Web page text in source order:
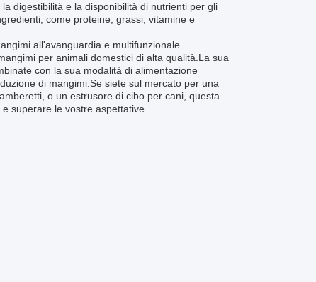
digestibilità e la disponibilità di nutrienti per gli
come proteine, grassi, vitamine e
all'avanguardia e multifunzionale
per animali domestici di alta qualità.La sua
con la sua modalità di alimentazione
di mangimi.Se siete sul mercato per una
o un estrusore di cibo per cani, questa
superare le vostre aspettative.